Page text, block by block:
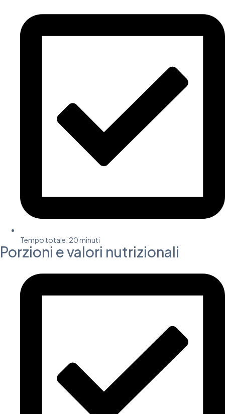
Tempo totale: 20 minuti​
Porzioni e valori nutrizionali